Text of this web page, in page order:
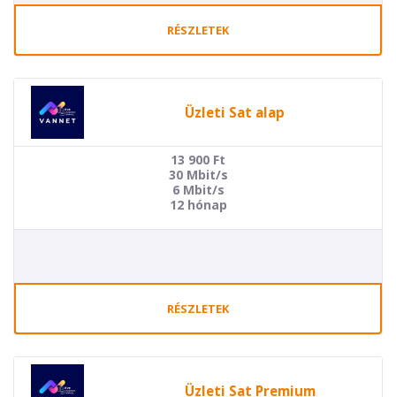
RÉSZLETEK
Üzleti Sat alap
13 900 Ft
30 Mbit/s
6 Mbit/s
12 hónap
RÉSZLETEK
Üzleti Sat Premium